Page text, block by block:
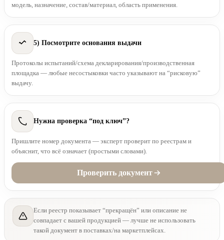
модель, назначение, состав/материал, область применения.
5) Посмотрите основания выдачи
Протоколы испытаний/схема декларирования/производственная
площадка — любые несостыковки часто указывают на “рисковую”
выдачу.
Нужна проверка “под ключ”?
Пришлите номер документа — эксперт проверит по реестрам и
объяснит, что всё означает (простыми словами).
Проверить документ
Если реестр показывает “прекращён” или описание не
совпадает с вашей продукцией — лучше не использовать
такой документ в поставках/на маркетплейсах.